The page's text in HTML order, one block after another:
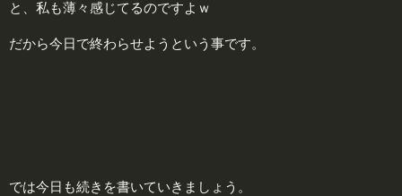
と、私も薄々感じてるのですよｗ
だから今日で終わらせようという事です。
では今日も続きを書いていきましょう。